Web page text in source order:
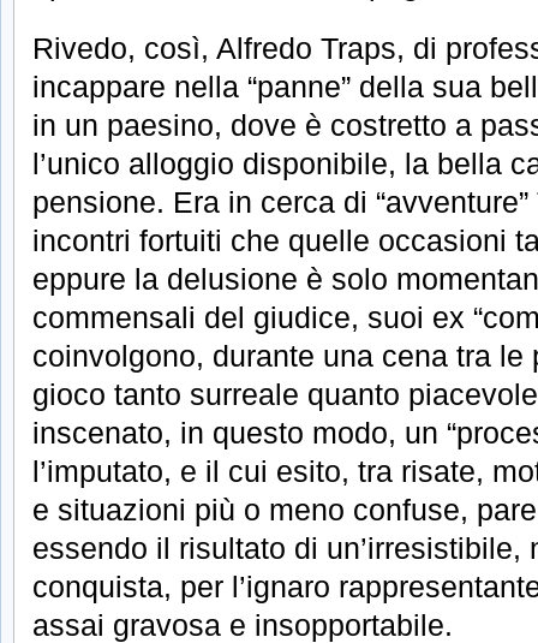
Rivedo, così, Alfredo Traps, di
incappare nella “panne” della sua
in un paesino, dove è costretto a
l’unico alloggio disponibile, la bella
pensione. Era in cerca di
incontri fortuiti che quelle occasioni
eppure la delusione è solo
commensali del giudice, suoi ex
coinvolgono, durante una cena tra le
gioco tanto surreale quanto
inscenato, in questo modo, un
l’imputato, e il cui esito, tra risate,
e situazioni più o meno confuse,
essendo il risultato di un’irresistibile,
conquista, per l’ignaro
assai gravosa e insopportabile.